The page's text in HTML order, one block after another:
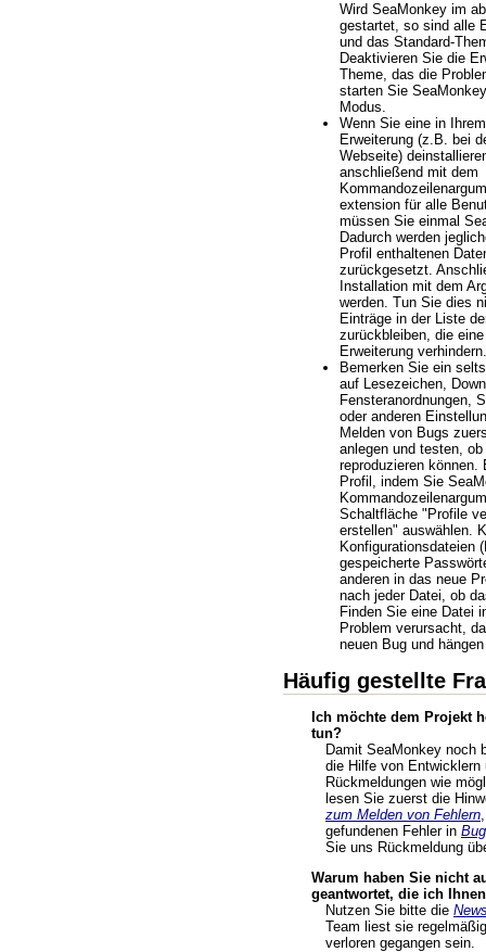
Wird SeaMonkey im
gestartet, so sind alle
und das Standard-
Deaktivieren Sie die
Theme, das die
starten Sie
Modus.
Wenn Sie eine in
Erweiterung (z.B. bei
Webseite)
anschließend mit dem
extension für alle
müssen Sie einmal
Dadurch werden
Profil enthaltenen
zurückgesetzt.
Installation mit dem
werden. Tun Sie dies
Einträge in der Liste
zurückbleiben, die
Erweiterung verhindern.
Bemerken Sie ein
auf Lesezeichen,
Fensteranordnungen,
oder anderen
Melden von Bugs
anlegen und testen,
reproduzieren
Profil, indem Sie
Schaltfläche "Profile
erstellen" auswählen.
Konfigurationsdateien
gespeicherte
anderen in das neue
nach jeder Datei, ob
Finden Sie eine Datei
Problem verursacht,
neuen Bug und
Häufig gestellte
Ich möchte dem Projekt
tun?
Damit SeaMonkey noch
die Hilfe von
Rückmeldungen wie
lesen Sie zuerst die
zum Melden von Fehlern
gefundenen Fehler in
Sie uns Rückmeldung
Warum haben Sie nicht
geantwortet, die ich
Nutzen Sie bitte die
Team liest sie
verloren gegangen sein.